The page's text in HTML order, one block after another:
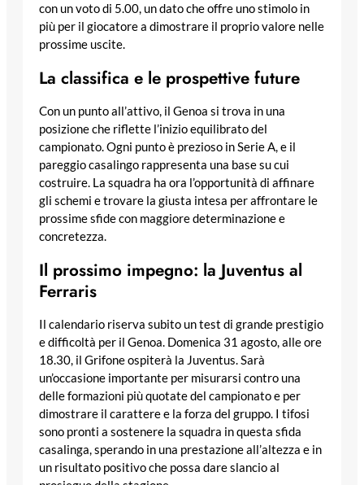
con un voto di 5.00, un dato che offre uno stimolo in
più per il giocatore a dimostrare il proprio valore nelle
prossime uscite.
La classifica e le prospettive future
Con un punto all’attivo, il Genoa si trova in una
posizione che riflette l’inizio equilibrato del
campionato. Ogni punto è prezioso in Serie A, e il
pareggio casalingo rappresenta una base su cui
costruire. La squadra ha ora l’opportunità di affinare
gli schemi e trovare la giusta intesa per affrontare le
prossime sfide con maggiore determinazione e
concretezza.
Il prossimo impegno: la Juventus al
Ferraris
Il calendario riserva subito un test di grande prestigio
e difficoltà per il Genoa. Domenica 31 agosto, alle ore
18.30, il Grifone ospiterà la Juventus. Sarà
un’occasione importante per misurarsi contro una
delle formazioni più quotate del campionato e per
dimostrare il carattere e la forza del gruppo. I tifosi
sono pronti a sostenere la squadra in questa sfida
casalinga, sperando in una prestazione all’altezza e in
un risultato positivo che possa dare slancio al